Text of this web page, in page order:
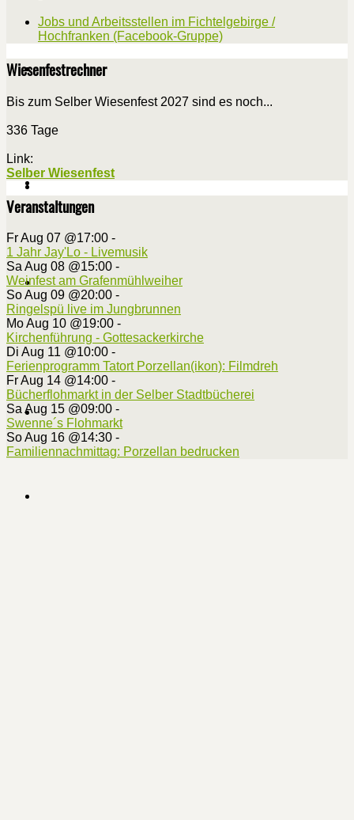
Jobs und Arbeitsstellen im Fichtelgebirge /
Hochfranken (Facebook-Gruppe)
Wiesenfestrechner
Bis zum Selber Wiesenfest 2027 sind es noch...
336 Tage
Link:
Selber Wiesenfest
Veranstaltungen
Fr Aug 07 @17:00 -
1 Jahr Jay'Lo - Livemusik
Sa Aug 08 @15:00 -
Weinfest am Grafenmühlweiher
So Aug 09 @20:00 -
Ringelspü live im Jungbrunnen
Mo Aug 10 @19:00 -
Kirchenführung - Gottesackerkirche
Di Aug 11 @10:00 -
Ferienprogramm Tatort Porzellan(ikon): Filmdreh
Fr Aug 14 @14:00 -
Bücherflohmarkt in der Selber Stadtbücherei
Sa Aug 15 @09:00 -
Swenne´s Flohmarkt
So Aug 16 @14:30 -
Familiennachmittag: Porzellan bedrucken